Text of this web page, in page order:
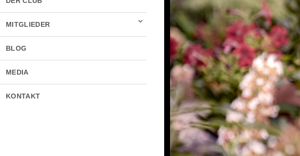
MITGLIEDER
BLOG
MEDIA
KONTAKT